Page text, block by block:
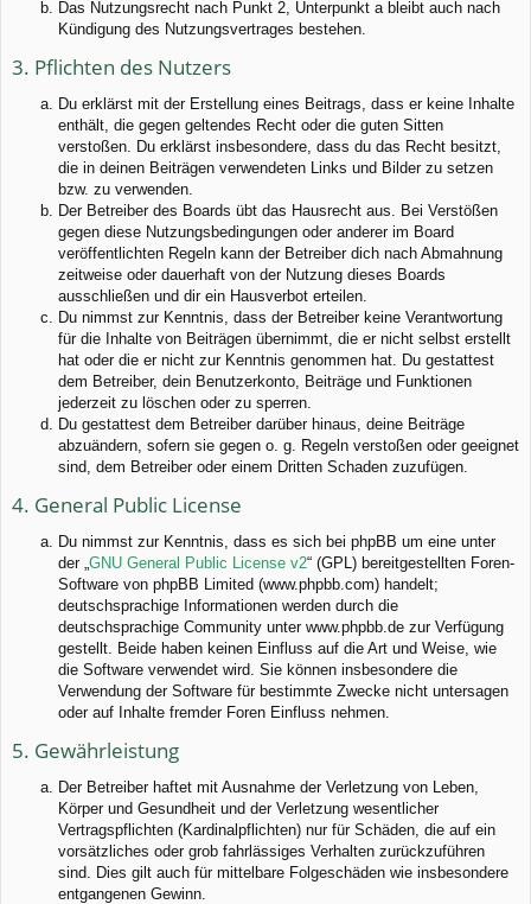
Das Nutzungsrecht nach Punkt 2, Unterpunkt a bleibt auch nach
Kündigung des Nutzungsvertrages bestehen.
3. Pflichten des Nutzers
Du erklärst mit der Erstellung eines Beitrags, dass er keine Inhalte
enthält, die gegen geltendes Recht oder die guten Sitten
verstoßen. Du erklärst insbesondere, dass du das Recht besitzt,
die in deinen Beiträgen verwendeten Links und Bilder zu setzen
bzw. zu verwenden.
Der Betreiber des Boards übt das Hausrecht aus. Bei Verstößen
gegen diese Nutzungsbedingungen oder anderer im Board
veröffentlichten Regeln kann der Betreiber dich nach Abmahnung
zeitweise oder dauerhaft von der Nutzung dieses Boards
ausschließen und dir ein Hausverbot erteilen.
Du nimmst zur Kenntnis, dass der Betreiber keine Verantwortung
für die Inhalte von Beiträgen übernimmt, die er nicht selbst erstellt
hat oder die er nicht zur Kenntnis genommen hat. Du gestattest
dem Betreiber, dein Benutzerkonto, Beiträge und Funktionen
jederzeit zu löschen oder zu sperren.
Du gestattest dem Betreiber darüber hinaus, deine Beiträge
abzuändern, sofern sie gegen o. g. Regeln verstoßen oder geeignet
sind, dem Betreiber oder einem Dritten Schaden zuzufügen.
4. General Public License
Du nimmst zur Kenntnis, dass es sich bei phpBB um eine unter
der „ GNU General Public License v2“ (GPL) bereitgestellten Foren-
Software von phpBB Limited (www.phpbb.com) handelt;
deutschsprachige Informationen werden durch die
deutschsprachige Community unter www.phpbb.de zur Verfügung
gestellt. Beide haben keinen Einfluss auf die Art und Weise, wie
die Software verwendet wird. Sie können insbesondere die
Verwendung der Software für bestimmte Zwecke nicht untersagen
oder auf Inhalte fremder Foren Einfluss nehmen.
5. Gewährleistung
Der Betreiber haftet mit Ausnahme der Verletzung von Leben,
Körper und Gesundheit und der Verletzung wesentlicher
Vertragspflichten (Kardinalpflichten) nur für Schäden, die auf ein
vorsätzliches oder grob fahrlässiges Verhalten zurückzuführen
sind. Dies gilt auch für mittelbare Folgeschäden wie insbesondere
entgangenen Gewinn.